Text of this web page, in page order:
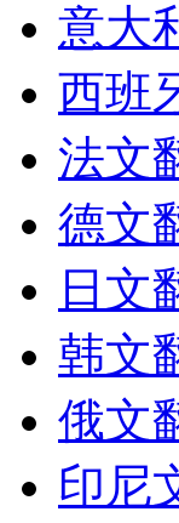
意大
西班
法文
德文
日文
韩文
俄文
印尼